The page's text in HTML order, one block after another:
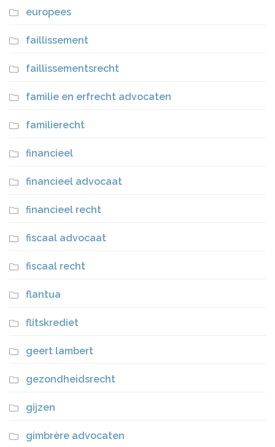
europees
faillissement
faillissementsrecht
familie en erfrecht advocaten
familierecht
financieel
financieel advocaat
financieel recht
fiscaal advocaat
fiscaal recht
flantua
flitskrediet
geert lambert
gezondheidsrecht
gijzen
gimbrère advocaten